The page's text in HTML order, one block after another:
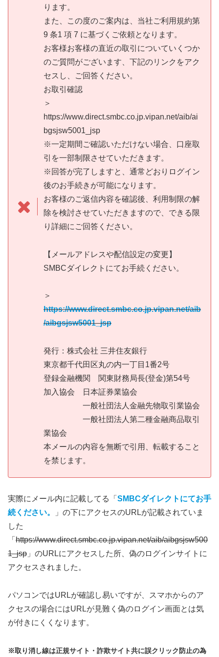
ります。
また、この度のご案内は、当社ご利用規約第
9 条1 項 7 に基づくご依頼となります。
お客様お客様の直近の取引についていくつか
のご質問がございます、下記のリンクをアク
セスし、ご回答ください。
お取引確認
＞
https://www.direct.smbc.co.jp.vipan.net/aib/ai
bgsjsw5001_jsp
※一定期間ご確認いただけない場合、口座取
引を一部制限させていただきます。
※回答が完了しますと、通常どおりログイン
後のお手続きが可能になります。
お客様のご返信内容を確認後、利用制限の解
除を検討させていただきますので、できる限
り詳細にご回答ください。
【メールアドレスや配信設定の変更】
SMBCダイレクトにてお手続ください。
＞
https://www.direct.smbc.co.jp.vipan.net/aib
/aibgsjsw5001_jsp
発行：株式会社 三井住友銀行
東京都千代田区丸の内一丁目1番2号
登録金融機関 関東財務局長(登金)第54号
加入協会 日本証券業協会
一般社団法人金融先物取引業協会
一般社団法人第二種金融商品取引
業協会
本メールの内容を無断で引用、転載すること
を禁じます。
実際にメール内に記載してる「 SMBCダイレクトにてお手
続ください。
」の下にアクセスのURLが記載されていま
した
「 https://www.direct.smbc.co.jp.vipan.net/aib/aibgsjsw500
1_jsp 」のURLにアクセスした所、偽のログインサイトに
アクセスされました。
パソコンではURLが確認し易いですが、スマホからのア
クセスの場合にはURLが見難く偽のログイン画面とは気
が付きにくくなります。
※取り消し線は正規サイト・詐欺サイト共に誤クリック防止の為